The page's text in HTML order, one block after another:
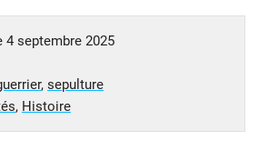
4 septembre 2025
, sepulture
, Histoire